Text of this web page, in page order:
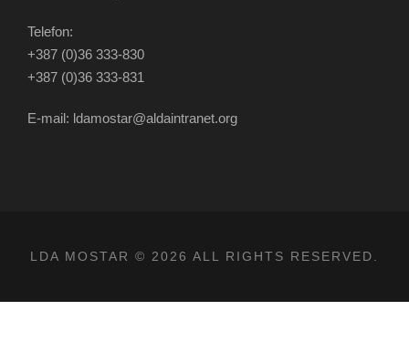
Telefon:
+387 (0)36 333-830
+387 (0)36 333-831
E-mail: ldamostar@aldaintranet.org
LDA MOSTAR © 2026 ALL RIGHTS RESERVED.